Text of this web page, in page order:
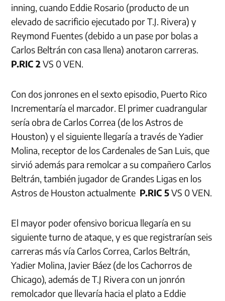
inning, cuando Eddie Rosario (producto de un
elevado de sacrificio ejecutado por T.J. Rivera) y
Reymond Fuentes (debido a un pase por bolas a
Carlos Beltrán con casa llena) anotaron carreras.
P.RIC 2VS 0 VEN.
Con dos jonrones en el sexto episodio, Puerto Rico
Incrementaría el marcador. El primer cuadrangular
sería obra de Carlos Correa (de los Astros de
Houston) y el siguiente llegaría a través de Yadier
Molina, receptor de los Cardenales de San Luis, que
sirvió además para remolcar a su compañero Carlos
Beltrán, también jugador de Grandes Ligas en los
Astros de Houston actualmente P.RIC 5VS 0 VEN.
El mayor poder ofensivo boricua llegaría en su
siguiente turno de ataque, y es que registrarían seis
carreras más vía Carlos Correa, Carlos Beltrán,
Yadier Molina, Javier Báez (de los Cachorros de
Chicago), además de T.J Rivera con un jonrón
remolcador que llevaría hacia el plato a Eddie